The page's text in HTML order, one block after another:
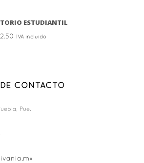
ESTUDIANTIL
IVA incluido
CONTACTO
Pue.